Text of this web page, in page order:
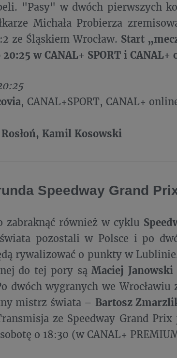
"Pasy" w dwóch pierwszych
Michała Probierza
ze Śląskiem Wrocław. ​Start
w CANAL+ SPORT i CANAL+
, CANAL+SPORT, CANAL+
Kamil Kosowski
Speedway Grand
zabraknąć również w cyklu
pozostali w Polsce i po
rywalizować o punkty w
do tej pory sąMaciej
dwóch wygranych we Wrocławiu
mistrz świata – Bartosz
ze Speedway Grand
o 18:30 (w CANAL+